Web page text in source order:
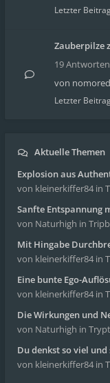
Letzter
Zauberpilze
19
von
Letzter
Aktuelle Themen
Explosion aus
von kleinerkiffer84 in
Sanfte Entspannung
von Naturhigh in
Mit Hingabe
von kleinerkiffer84 in
Eine bunte Ego-
von kleinerkiffer84 in
Die Wirkungen und
von Naturhigh in
Du denkst so viel und
von kleinerkiffer84 in